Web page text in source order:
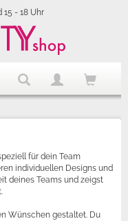
15 - 18 Uhr
für dein Team
individuellen Designs und
deines Teams und zeigst
Wünschen gestaltet. Du